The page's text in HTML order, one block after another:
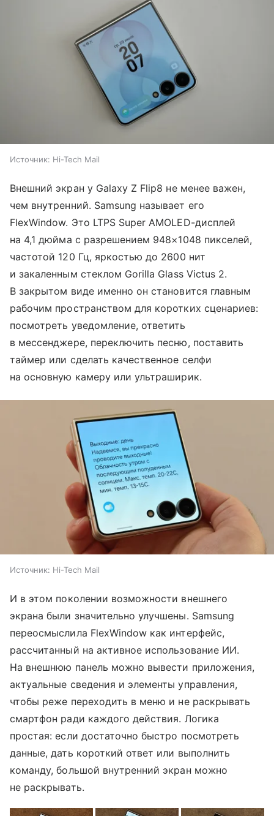
Источник: Hi-Tech Mail
Внешний экран у Galaxy Z Flip8 не менее важен,
чем внутренний. Samsung называет его
FlexWindow. Это LTPS Super AMOLED-дисплей
на 4,1 дюйма с разрешением 948×1048 пикселей,
частотой 120 Гц, яркостью до 2600 нит
и закаленным стеклом Gorilla Glass Victus 2.
В закрытом виде именно он становится главным
рабочим пространством для коротких сценариев:
посмотреть уведомление, ответить
в мессенджере, переключить песню, поставить
таймер или сделать качественное селфи
на основную камеру или ультраширик.
Источник: Hi-Tech Mail
И в этом поколении возможности внешнего
экрана были значительно улучшены. Samsung
переосмыслила FlexWindow как интерфейс,
рассчитанный на активное использование ИИ.
На внешнюю панель можно вывести приложения,
актуальные сведения и элементы управления,
чтобы реже переходить в меню и не раскрывать
смартфон ради каждого действия. Логика
простая: если достаточно быстро посмотреть
данные, дать короткий ответ или выполнить
команду, большой внутренний экран можно
не раскрывать.